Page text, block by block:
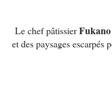
Le chef pâtissier
et des paysages escarpés